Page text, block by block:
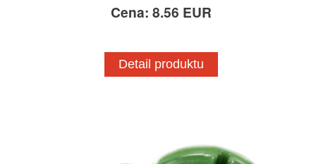
Cena: 8.56 EUR
Detail produktu